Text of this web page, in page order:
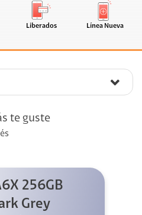
Liberados Línea Nueva
te guste
256GB
Grey